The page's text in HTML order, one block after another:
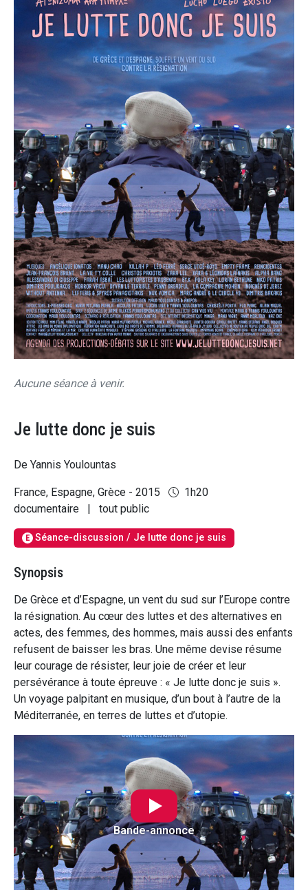
Aucune séance à venir.
Je lutte donc je suis
De Yannis Youlountas
France, Espagne, Grèce - 2015
1h20
documentaire
| tout public
E Séance-discussion / Je lutte donc je suis
Synopsis
De Grèce et d’Espagne, un vent du sud sur l’Europe contre
la résignation. Au cœur des luttes et des alternatives en
actes, des femmes, des hommes, mais aussi des enfants
refusent de baisser les bras. Une même devise résume
leur courage de résister, leur joie de créer et leur
persévérance à toute épreuve : « Je lutte donc je suis ».
Un voyage palpitant en musique, d’un bout à l’autre de la
Méditerranée, en terres de luttes et d’utopie.
Bande-annonce